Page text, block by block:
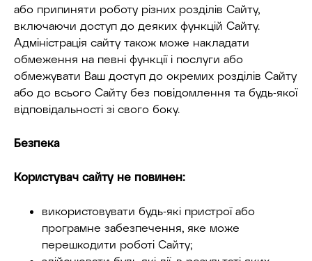
або припиняти роботу різних розділів Сайту,
включаючи доступ до деяких функцій Сайту.
Адміністрація сайту також може накладати
обмеження на певні функції і послуги або
обмежувати Ваш доступ до окремих розділів Сайту
або до всього Сайту без повідомлення та будь-якої
відповідальності зі свого боку.
Безпека
Користувач сайту не повинен:
використовувати будь-які пристрої або
програмне забезпечення, яке може
перешкодити роботі Сайту;